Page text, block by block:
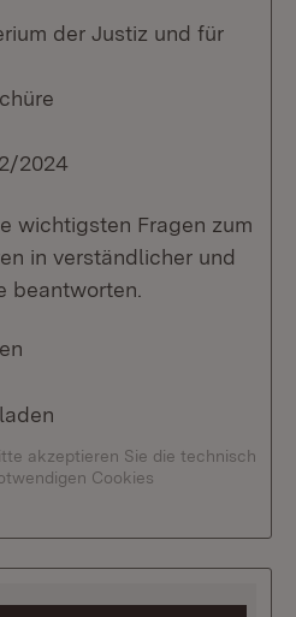
der Justiz und für
2024
wichtigsten Fragen zum
in verständlicher und
beantworten.
akzeptieren Sie die technisch
Cookies